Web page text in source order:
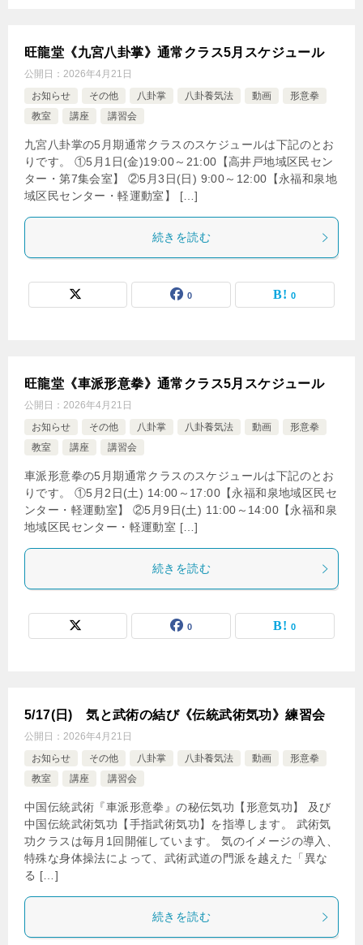
旺龍堂《九宮八卦掌》通常クラス5月スケジュール
公開日： 2026年4月21日
お知らせ
その他 八卦掌 八卦養気法 動画
形意拳
教室
講座 講習会
九宮八卦掌の5月期通常クラスのスケジュールは下記のとお
りです。 ①5月1日(金)19:00～21:00【高井戸地域区民セン
ター・第7集会室】 ②5月3日(日) 9:00～12:00【永福和泉地
域区民センター・軽運動室】 […]
続きを読む
0 0
旺龍堂《車派形意拳》通常クラス5月スケジュール
公開日： 2026年4月21日
お知らせ
その他 八卦掌 八卦養気法 動画
形意拳
教室
講座 講習会
車派形意拳の5月期通常クラスのスケジュールは下記のとお
りです。 ①5月2日(土) 14:00～17:00【永福和泉地域区民セ
ンター・軽運動室】 ②5月9日(土) 11:00～14:00【永福和泉
地域区民センター・軽運動室 […]
続きを読む
0 0
5/17(日) 気と武術の結び《伝統武術気功》練習会
公開日： 2026年4月21日
お知らせ
その他 八卦掌 八卦養気法 動画
形意拳
教室
講座 講習会
中国伝統武術『車派形意拳』の秘伝気功【形意気功】 及び
中国伝統武術気功【手指武術気功】を指導します。 武術気
功クラスは毎月1回開催しています。 気のイメージの導入、
特殊な身体操法によって、武術武道の門派を越えた「異な
る […]
続きを読む